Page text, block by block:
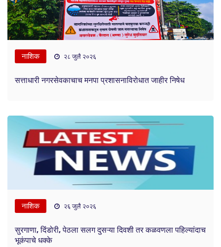
नाशिक २८ जुलै २०२६
सत्ताधारी नगरसेवकाचाच मनपा प्रशासनाविरोधात जाहीर निषेध
नाशिक २६ जुलै २०२६
सुरगाणा, दिंडोरी, पेठला सलग दुसऱ्या दिवशी तर कळवणला पहिल्यांदाच
भूकंपाचे धक्के